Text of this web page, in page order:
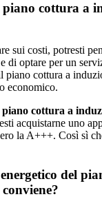
piano cottura a
sui costi, potresti
di optare per un
piano cottura a
economico.
piano cottura a
acquistarne uno
la A+++. Così sì
del